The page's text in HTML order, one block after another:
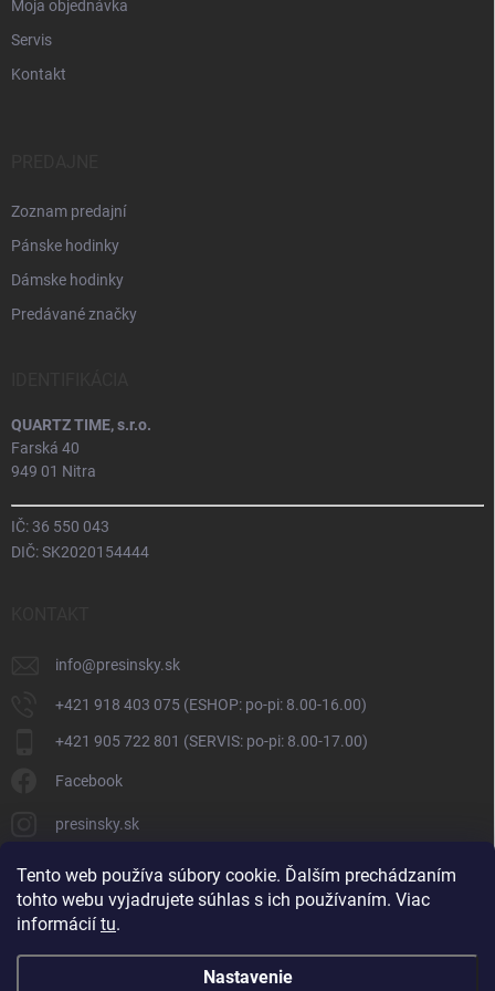
Tento web používa súbory cookie. Ďalším prechádzaním
tohto webu vyjadrujete súhlas s ich používaním. Viac
informácií tu.
Nastavenie
Moja objednávka
Servis
Kontakt
Zoznam predajní
Pánske hodinky
Dámske hodinky
Predávané značky
QUARTZ TIME, s.r.o.
Farská 40
949 01 Nitra
IČ: 36 550 043
DIČ: SK2020154444
info@presinsky.sk
+421 918 403 075 (ESHOP: po-pi: 8.00-16.00)
+421 905 722 801 (SERVIS: po-pi: 8.00-17.00)
Facebook
presinsky.sk